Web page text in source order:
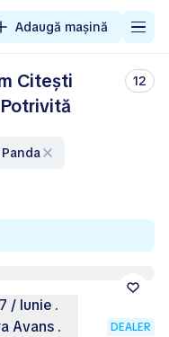
Adaugă mașină
Citești
12
Panda
/ Iunie .
Avans .
DEALER